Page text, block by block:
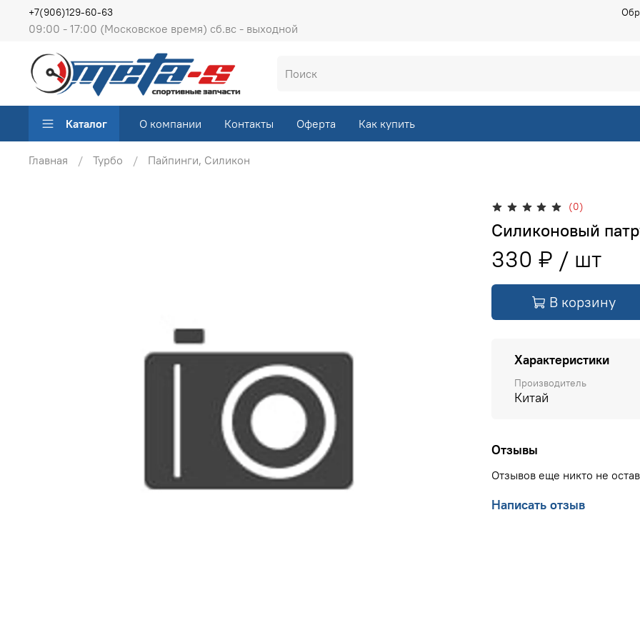
09:00 - 17:00 (Московское время) сб.вс - выходной
+7(906)129-60-63
Каталог О компании Контакты Оферта Как купить
Главная Турбо Пайпинги, Силикон
(0)
Силиконовый
330 ₽
В корзину
Характеристики
Производитель
Китай
Отзывы
Отзывов еще никто не
Написать отзыв